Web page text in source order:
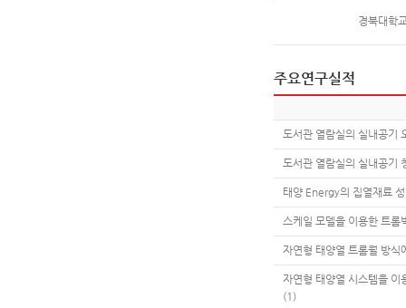
경북대학
주요연구실적
도서관 열람실의 실내공기
도서관 열람실의 실내공기
태양 Energy의 집열재료
스케일 모델을 이용한 트롬
자연형 태양열 트롬월 방식
자연형 태양열 시스템을 이
(1)